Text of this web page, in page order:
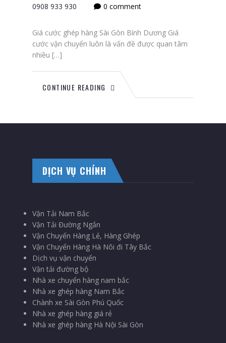
0908 933 930
0 comment
Giá cước ghép hàng Sài Gòn Bình Dương Giá
cước vận chuyển luôn là vấn đề được quan tâm
nhiều […]
CONTINUE READING
DỊCH VỤ CHÍNH
Vận Tải Nam Bắc
Vận Tải Đường Ngắn
Vận Chuyển Hàng Lẻ, Hàng Ghép
Vận Chuyển Hàng Hà Nôi đi Tây Bắc
Dịch vụ vận chuyển
Vận tải đường bộ
Nhà xe chuyển hàng nam bắc
Nhà xe ghép hàng Nam Bắc
Chành xe Sài Gòn Phú Quốc
Nhà xe ghép hàng giá rẻ
Nhà xe ghép hàng Hà Nội Sài Gòn